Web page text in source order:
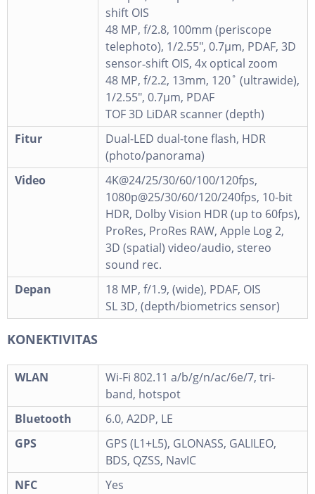
shift OIS
48 MP, f/2.8, 100mm (periscope
telephoto), 1/2.55", 0.7µm, PDAF, 3D
sensor‑shift OIS, 4x optical zoom
48 MP, f/2.2, 13mm, 120˚ (ultrawide),
1/2.55", 0.7µm, PDAF
TOF 3D LiDAR scanner (depth)
Fitur
Dual-LED dual-tone flash, HDR
(photo/panorama)
Video
4K@24/25/30/60/100/120fps,
1080p@25/30/60/120/240fps, 10-bit
HDR, Dolby Vision HDR (up to 60fps),
ProRes, ProRes RAW, Apple Log 2,
3D (spatial) video/audio, stereo
sound rec.
Depan
18 MP, f/1.9, (wide), PDAF, OIS
SL 3D, (depth/biometrics sensor)
KONEKTIVITAS
WLAN
Wi-Fi 802.11 a/b/g/n/ac/6e/7, tri-
band, hotspot
Bluetooth
6.0, A2DP, LE
GPS
GPS (L1+L5), GLONASS, GALILEO,
BDS, QZSS, NavIC
NFC
Yes